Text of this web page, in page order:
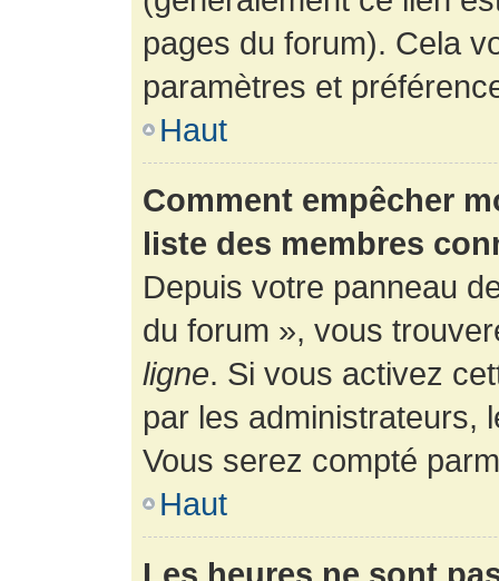
pages du forum). Cela
paramètres et
Haut
Comment empêcher
liste des membres
Depuis votre panneau
du forum », vous
ligne. Si vous activez
par les administrateurs,
Vous serez compté
Haut